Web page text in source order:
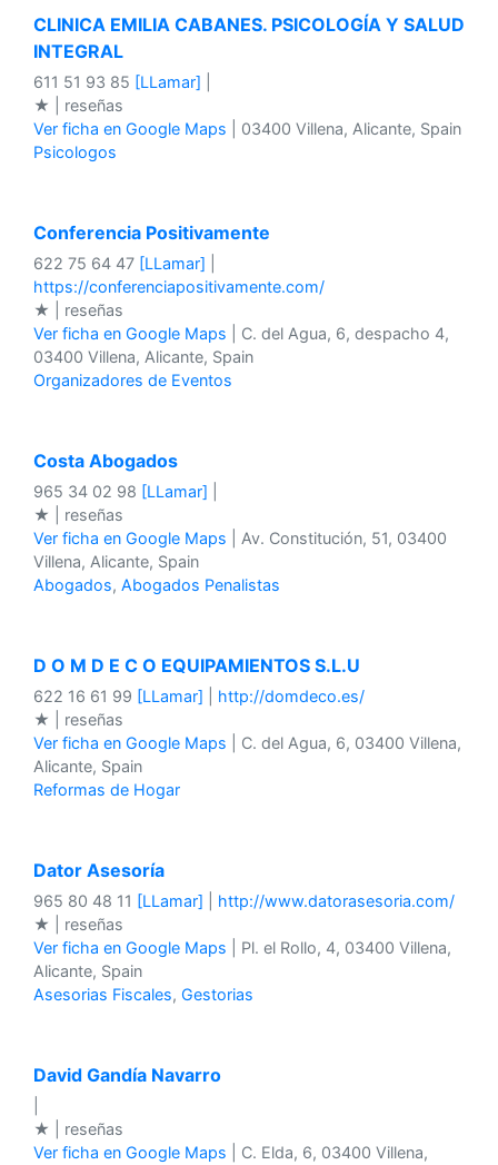
CLINICA EMILIA CABANES. PSICOLOGÍA Y SALUD
INTEGRAL
611 51 93 85 [LLamar]
★ | reseñas
Ver ficha en Google Maps | 03400 Villena, Alicante, Spain
Psicologos
Conferencia Positivamente
622 75 64 47 [LLamar]
https://conferenciapositivamente.com/
★ | reseñas
Ver ficha en Google Maps | C. del Agua, 6, despacho 4,
03400 Villena, Alicante, Spain
Organizadores de Eventos
Costa Abogados
965 34 02 98 [LLamar]
★ | reseñas
Ver ficha en Google Maps | Av. Constitución, 51, 03400
Villena, Alicante, Spain
Abogados, Abogados Penalistas
D O M D E C O EQUIPAMIENTOS S.L.U
622 16 61 99 [LLamar]
http://domdeco.es/
★ | reseñas
Ver ficha en Google Maps | C. del Agua, 6, 03400 Villena,
Alicante, Spain
Reformas de Hogar
Dator Asesoría
965 80 48 11 [LLamar]
http://www.datorasesoria.com/
★ | reseñas
Ver ficha en Google Maps | Pl. el Rollo, 4, 03400 Villena,
Alicante, Spain
Asesorias Fiscales, Gestorias
David Gandía Navarro
★ | reseñas
Ver ficha en Google Maps | C. Elda, 6, 03400 Villena,